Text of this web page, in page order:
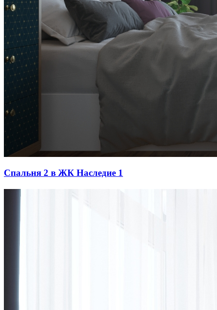
Спальня 2 в ЖК Наследие 1